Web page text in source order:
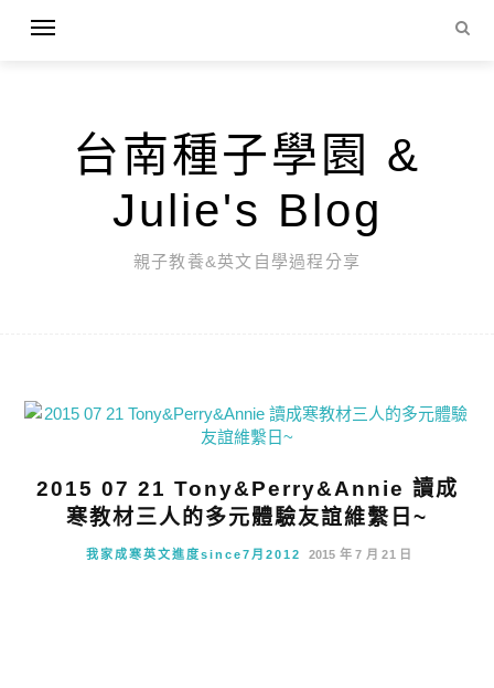
台南種子學園 &
Julie's Blog
親子教養&英文自學過程分享
2015 07 21 Tony&Perry&Annie 讀成
寒教材三人的多元體驗友誼維繫日~
我家成寒英文進度since7月2012 2015 年 7 月 21 日